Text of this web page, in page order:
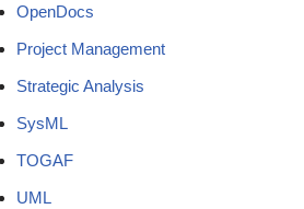
OpenDocs
Project Management
Strategic Analysis
SysML
TOGAF
UML